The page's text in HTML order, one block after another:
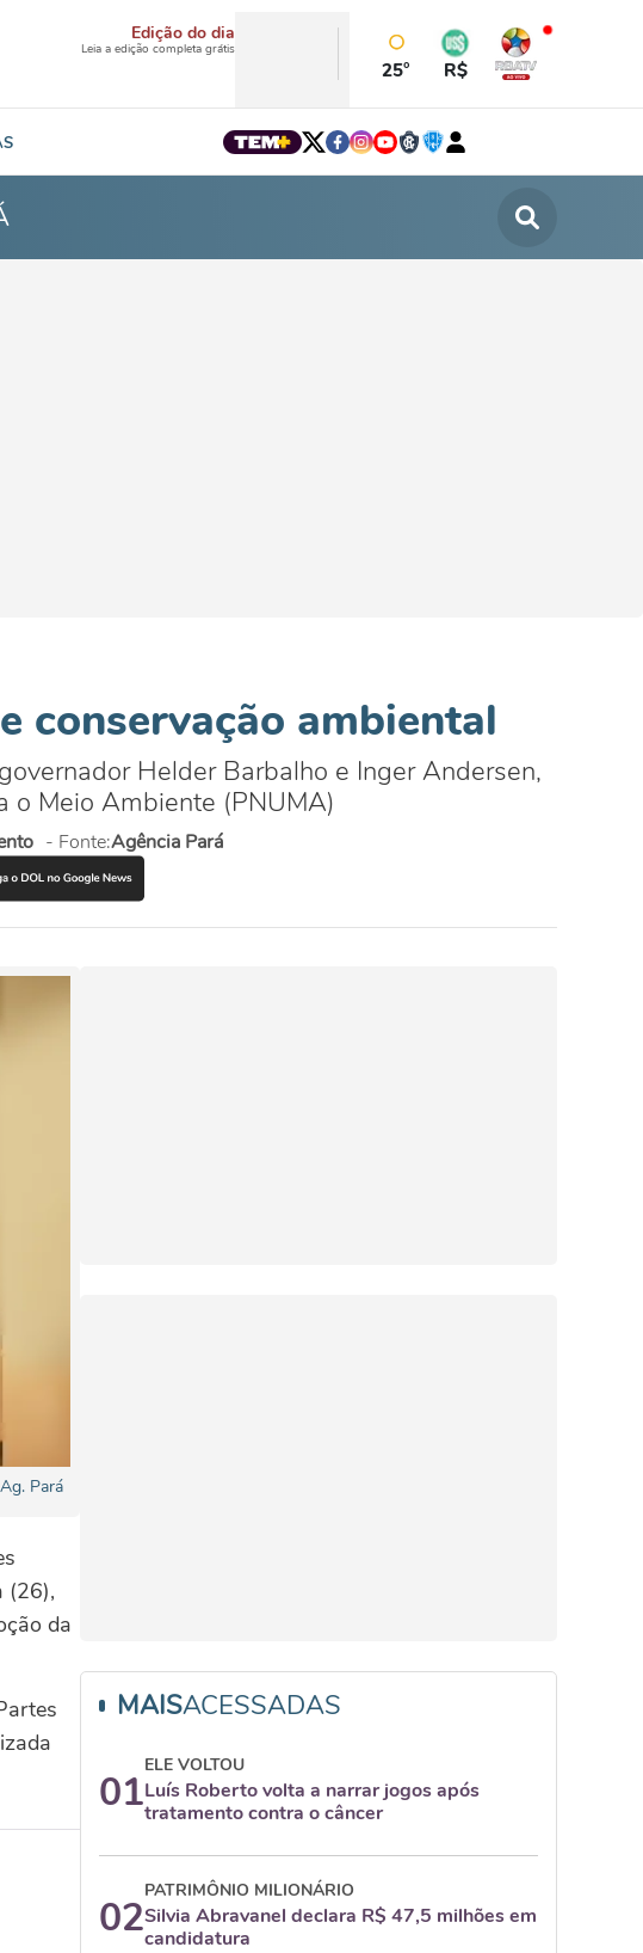
Edição do dia
Leia a edição completa grátis
25° R$
conservação ambiental
Helder Barbalho e Inger Andersen,
o Meio Ambiente (PNUMA)
- Fonte:Agência Pará
Pará
(26),
da
MAISACESSADAS
01
ELE VOLTOU
Luís Roberto volta a narrar jogos após
tratamento contra o câncer
02
PATRIMÔNIO MILIONÁRIO
Silvia Abravanel declara R$ 47,5 milhões em
candidatura